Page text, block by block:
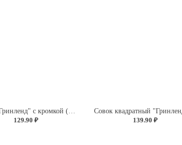
129.90 ₽
139.90 ₽